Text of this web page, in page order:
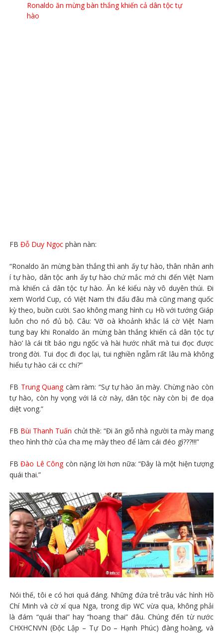
Ronaldo ăn mừng bàn thắng khiến cả dân tộc tự
hào
FB Đỗ Duy Ngọcphàn nàn:
“Ronaldo ăn mừng bàn thắng thì anh ấy tự hào, thân nhân anh
í tự hào, dân tộc anh ấy tự hào chứ mắc mớ chi đến Việt Nam
mà khiến cả dân tộc tự hào. Ăn ké kiểu này vô duyên thúi. Đi
xem World Cup, có Việt Nam thi đấu đâu mà cũng mang quốc
kỳ theo, buồn cười. Sao không mang hình cụ Hồ với tướng Giáp
luôn cho nó đủ bộ. Câu: ‘Vỡ oà khoảnh khắc lá cờ Việt Nam
tung bay khi Ronaldo ăn mừng bàn thắng khiến cả dân tộc tự
hào’ là cái tít báo ngu ngốc và hài hước nhất mà tui đọc được
trong đời. Tui đọc đi đọc lại, tui nghiền ngẫm rất lâu mà không
hiểu tự hào cái cc chi?”
FB Trung Quangcàm ràm: “Sự tự hào ăn mày. Chừng nào còn
tự hào, còn hy vọng với lá cờ này, dân tộc này còn bị đe dọa
diệt vong.”
FB Bùi Thanh Tuấn chửi thề: “Đi ăn giỗ nhà người ta mày mang
theo hình thờ của cha mẹ mày theo để làm cái đéo gì???!!!”
FBĐào Lê Côngcòn nặng lời hơn nữa: “Đây là một hiện tượng
quái thai.”
Nói thế, tôi e có hơi quá đáng. Những đứa trẻ trâu vác hình Hồ
Chí Minh và cờ xí qua Nga, trong dịp WC vừa qua, không phải
là đám “quái thai” hay “hoang thai” đâu. Chúng đến từ nước
CHXHCNVN (Độc Lập – Tự Do – Hạnh Phúc) đàng hoàng, và